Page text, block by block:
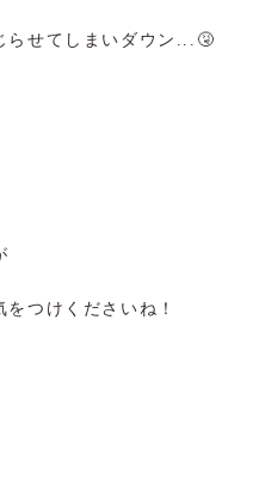
らせてしまいダウン...🤧
つけくださいね！